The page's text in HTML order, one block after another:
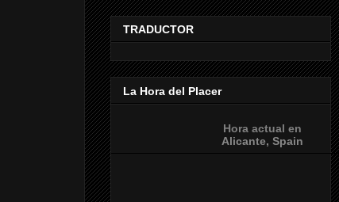
TRADUCTOR
La Hora del Placer
Hora actual en
Alicante, Spain